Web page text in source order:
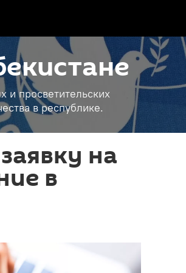
и просветительских
в республике.
на
в